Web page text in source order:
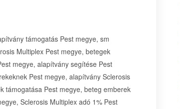
támogatás Pest megye, sm
Multiplex Pest megye, betegek
megye, alapítvány segítése Pest
Pest megye, alapítvány Sclerosis
támogatása Pest megye, beteg emberek
Sclerosis Multiplex adó 1% Pest